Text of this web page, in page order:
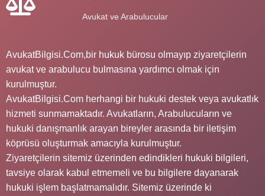
Avukat ve Arabulucular
AvukatBilgisi.Com,bir hukuk bürosu olmayıp ziyaretçilerin
avukat ve arabulucu bulmasına yardımcı olmak için
kurulmuştur.
AvukatBilgisi.Com herhangi bir hukuki destek veya avukatlık
hizmeti sunmamaktadır. Avukatların, Arabulucuların ve
hukuki danışmanlık arayan bireyler arasında bir iletişim
köprüsü oluşturmak amacıyla kurulmuştur.
Ziyaretçilerin sitemiz üzerinden edindikleri hukuki bilgileri,
tavsiye olarak kabul etmemeli ve bu bilgilere dayanarak
hukuki işlem başlatmamalıdır. Sitemiz üzerinde ki